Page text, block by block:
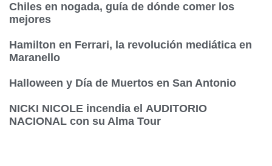
Chiles en nogada, guía de dónde comer los
mejores
Hamilton en Ferrari, la revolución mediática en
Maranello
Halloween y Día de Muertos en San Antonio
NICKI NICOLE incendia el AUDITORIO
NACIONAL con su Alma Tour